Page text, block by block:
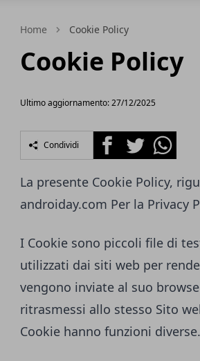
Home Cookie Policy
Cookie Policy
Ultimo aggiornamento: 27/12/2025
Condividi FacebookTwitterWhatsapp
La presente Cookie Policy,
androiday.com Per la Privacy
I Cookie sono piccoli file di
utilizzati dai siti web per
vengono inviate al suo
ritrasmessi allo stesso Sito
Cookie hanno funzioni diverse.